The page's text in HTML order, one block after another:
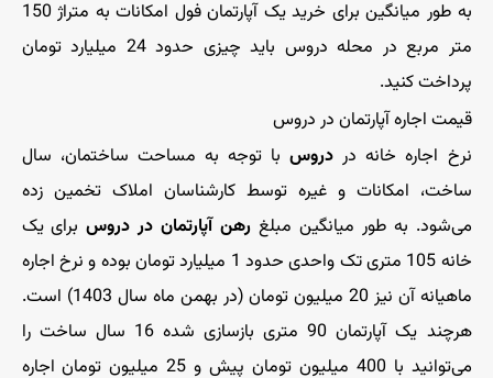
به طور میانگین برای خرید یک آپارتمان فول امکانات به متراژ 150
متر مربع در محله دروس باید چیزی حدود 24 میلیارد تومان
پرداخت کنید.
قیمت اجاره آپارتمان در دروس
نرخ اجاره خانه در دروسبا توجه به مساحت ساختمان، سال
ساخت، امکانات و غیره توسط کارشناسان املاک تخمین زده
می‌شود. به طور میانگین مبلغ رهن آپارتمان در دروسبرای یک
خانه 105 متری تک واحدی حدود 1 میلیارد تومان بوده و نرخ اجاره
ماهیانه آن نیز 20 میلیون تومان (در بهمن ماه سال 1403) است.
هرچند یک آپارتمان 90 متری بازسازی شده 16 سال ساخت را
می‌توانید با 400 میلیون تومان پیش و 25 میلیون تومان اجاره